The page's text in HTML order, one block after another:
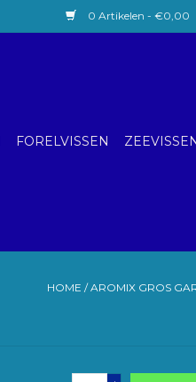
0 Artikelen - €0,00
FORELVISSEN
HOME /AROMIX GROS